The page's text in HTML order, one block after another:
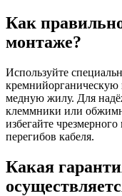
Как
монтаже?
Используйте
кремнийорганическую
медную жилу. Для
клеммники или
избегайте
перегибов кабеля.
Какая